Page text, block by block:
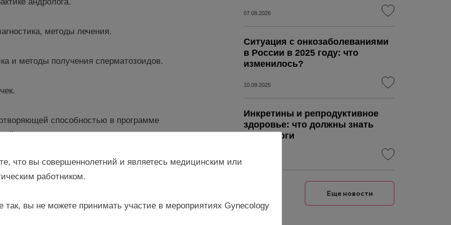
методы лечения.
и методы получения сперматозоидов.
способностью в программе
вопросов сохранения мужского здоровья на
09:00 19 апреля в Красном зале.
на жизнь”!
07.08.2026
Ситуация с онкозаболеваниями
в России в 2025 году: что
изменилось?
10.09.2025
Инкретины и репродуктивное
здоровье: что должны знать
гинекологи
Еще новости
что вы совершеннолетний и являетесь медицинским или
работником.
так, вы не можете принимать участие в мероприятиях Gynecology